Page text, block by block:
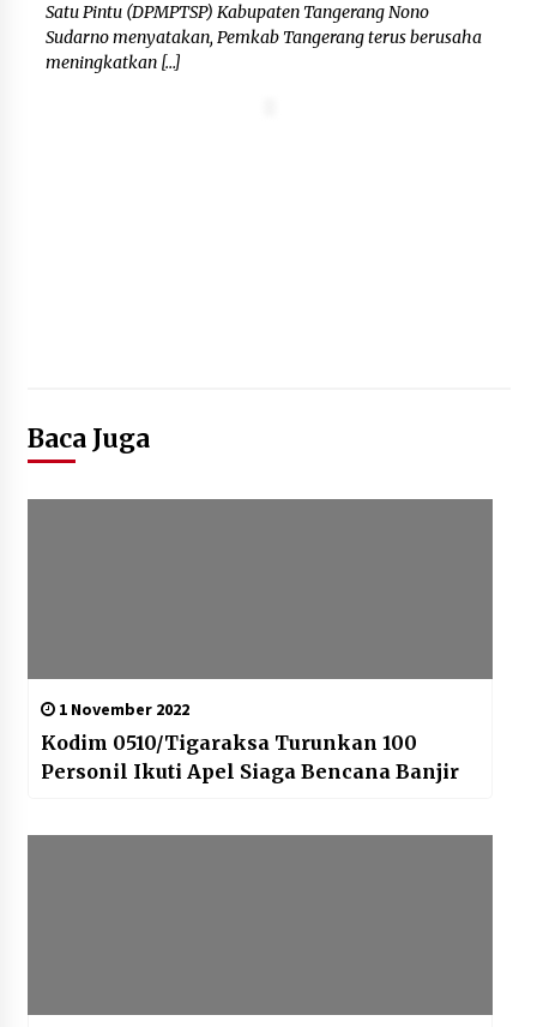
Satu Pintu (DPMPTSP) Kabupaten Tangerang Nono
Sudarno menyatakan, Pemkab Tangerang terus berusaha
meningkatkan […]
Baca Juga
1 November 2022
Kodim 0510/Tigaraksa Turunkan 100
Personil Ikuti Apel Siaga Bencana Banjir